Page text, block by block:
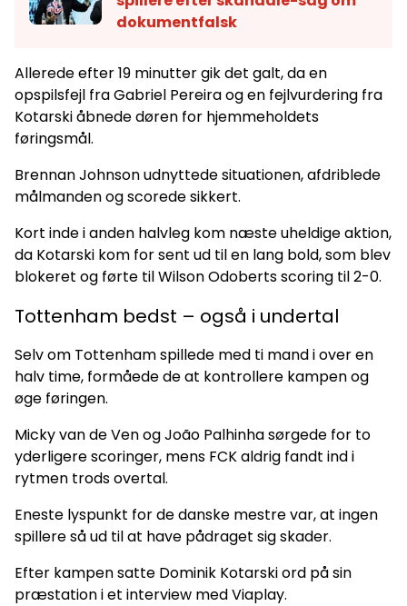
dokumentfalsk
Allerede efter 19 minutter gik det galt, da en
opspilsfejl fra Gabriel Pereira og en fejlvurdering fra
Kotarski åbnede døren for hjemmeholdets
føringsmål.
Brennan Johnson udnyttede situationen, afdriblede
målmanden og scorede sikkert.
Kort inde i anden halvleg kom næste uheldige aktion,
da Kotarski kom for sent ud til en lang bold, som blev
blokeret og førte til Wilson Odoberts scoring til 2-0.
Tottenham bedst – også i undertal
Selv om Tottenham spillede med ti mand i over en
halv time, formåede de at kontrollere kampen og
øge føringen.
Micky van de Ven og João Palhinha sørgede for to
yderligere scoringer, mens FCK aldrig fandt ind i
rytmen trods overtal.
Eneste lyspunkt for de danske mestre var, at ingen
spillere så ud til at have pådraget sig skader.
Efter kampen satte Dominik Kotarski ord på sin
præstation i et interview med Viaplay.